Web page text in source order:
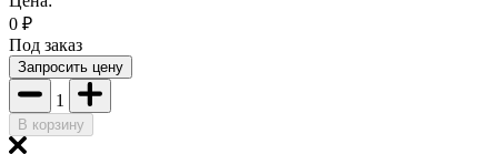
0 ₽
Под заказ
Запросить цену
1
В корзину